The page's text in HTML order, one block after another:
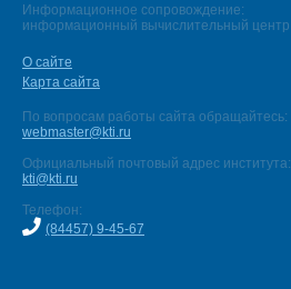
Информационное сопровождение:
информационный вычислительный центр
О сайте
Карта сайта
По вопросам работы сайта обращайтесь:
webmaster@kti.ru
Официальный почтовый адрес института:
kti@kti.ru
Телефон:
(84457) 9-45-67